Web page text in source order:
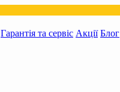
Гарантія та сервіс Акції Блог